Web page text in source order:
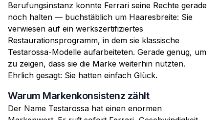
Berufungsinstanz konnte Ferrari seine Rechte gerade
noch halten — buchstäblich um Haaresbreite: Sie
verwiesen auf ein werkszertifiziertes
Restaurationsprogramm, in dem sie klassische
Testarossa-Modelle aufarbeiteten. Gerade genug, um
zu zeigen, dass sie die Marke weiterhin nutzten.
Ehrlich gesagt: Sie hatten einfach Glück.
Warum Markenkonsistenz zählt
Der Name Testarossa hat einen enormen